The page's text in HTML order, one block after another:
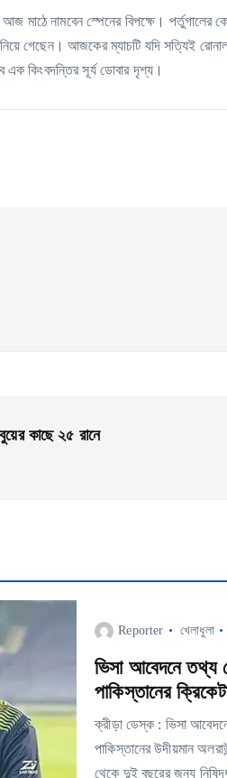
মাঠে নামবেন স্পেনের বিপক্ষে। পর্তুগালের
গেছেন। আজকের ম্যাচটি যদি সত্যিই
এক কিংবদন্তির সূর্য ডোবার দৃশ্য।
কাছে ২৫ রানে
Reporter খেলাধুলা
ভিসা আবেদনে তথ্য
পাকিস্তানের
ক্রীড়া ডেস্ক : ভিসা
পাকিস্তানের উদীয়মান
থেকে দুই বছরের জন্য